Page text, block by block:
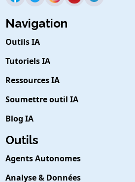
Navigation
Outils IA
Tutoriels IA
Ressources IA
Soumettre outil IA
Blog IA
Outils
Agents Autonomes
Analyse & Données